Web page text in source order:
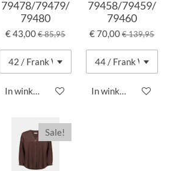
79478/79479/
79480
€ 43,00€ 85,95
In winkelwagen
79458/79459/
79460
€ 70,00€ 139,95
In winkelwagen
Sale!